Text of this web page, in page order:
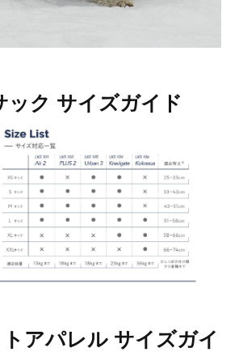
ック サイズガイド
アパレル サイズガイ